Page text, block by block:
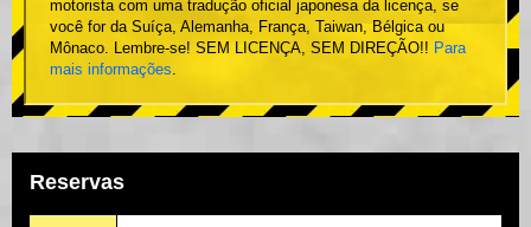
motorista com uma tradução oficial japonesa da licença, se
você for da Suíça, Alemanha, França, Taiwan, Bélgica ou
Mônaco. Lembre-se! SEM LICENÇA, SEM DIREÇÃO!! Para
mais informações.
Reservas